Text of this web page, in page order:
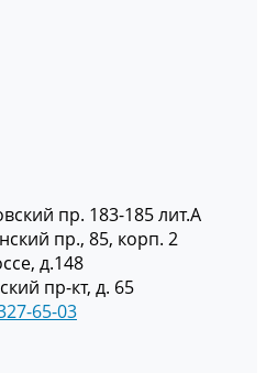
пр. 183-185 лит.А
пр., 85, корп. 2
д.148
пр-кт, д. 65
65-03